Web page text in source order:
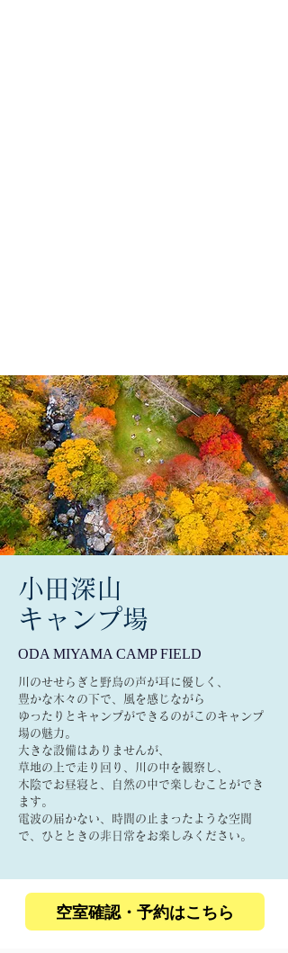
​小田深山
キャンプ場
​ODA MIYAMA CAMP FIELD
川のせせらぎと野鳥の声が耳に優しく、
豊かな木々の下で、風を感じながら
ゆったりとキャンプができるのがこのキャンプ
場の魅力。
大きな設備はありませんが、
草地の上で走り回り、川の中を観察し、
木陰でお昼寝と、自然の中で楽しむことができ
ます。
電波の届かない、時間の止まったような空間
で、ひとときの非日常をお楽しみください​。
空室確認・予約はこちら